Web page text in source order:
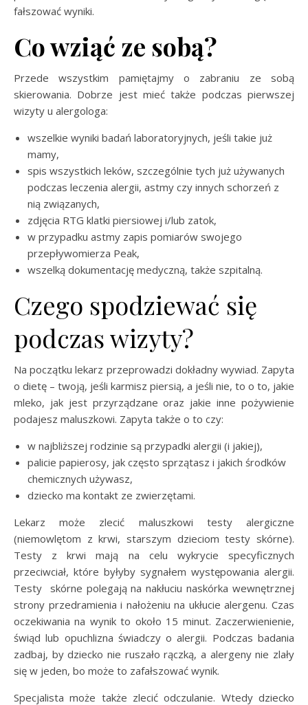
fałszować wyniki.
Co wziąć ze sobą?
Przede wszystkim pamiętajmy o zabraniu ze sobą
skierowania. Dobrze jest mieć także podczas pierwszej
wizyty u alergologa:
wszelkie wyniki badań laboratoryjnych, jeśli takie już
mamy,
spis wszystkich leków, szczególnie tych już używanych
podczas leczenia alergii, astmy czy innych schorzeń z
nią związanych,
zdjęcia RTG klatki piersiowej i/lub zatok,
w przypadku astmy zapis pomiarów swojego
przepływomierza Peak,
wszelką dokumentację medyczną, także szpitalną.
Czego spodziewać się
podczas wizyty?
Na początku lekarz przeprowadzi dokładny wywiad. Zapyta
o dietę – twoją, jeśli karmisz piersią, a jeśli nie, to o to, jakie
mleko, jak jest przyrządzane oraz jakie inne pożywienie
podajesz maluszkowi. Zapyta także o to czy:
w najbliższej rodzinie są przypadki alergii (i jakiej),
palicie papierosy, jak często sprzątasz i jakich środków
chemicznych używasz,
dziecko ma kontakt ze zwierzętami.
Lekarz może zlecić maluszkowi testy alergiczne
(niemowlętom z krwi, starszym dzieciom testy skórne).
Testy z krwi mają na celu wykrycie specyficznych
przeciwciał, które byłyby sygnałem występowania alergii.
Testy skórne polegają na nakłuciu naskórka wewnętrznej
strony przedramienia i nałożeniu na ukłucie alergenu. Czas
oczekiwania na wynik to około 15 minut. Zaczerwienienie,
świąd lub opuchlizna świadczy o alergii. Podczas badania
zadbaj, by dziecko nie ruszało rączką, a alergeny nie zlały
się w jeden, bo może to zafałszować wynik.
Specjalista może także zlecić odczulanie. Wtedy dziecko